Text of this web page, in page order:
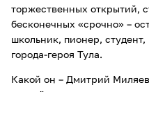
торжественных открытий,
бесконечных «срочно» –
школьник, пионер,
города-героя Тула.
Какой он – Дмитрий
расстёгивает верхнюю